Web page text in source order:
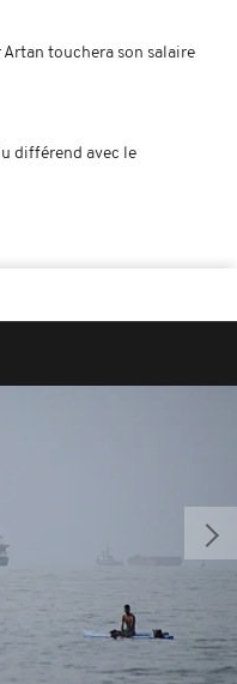
touchera son salaire
différend avec le